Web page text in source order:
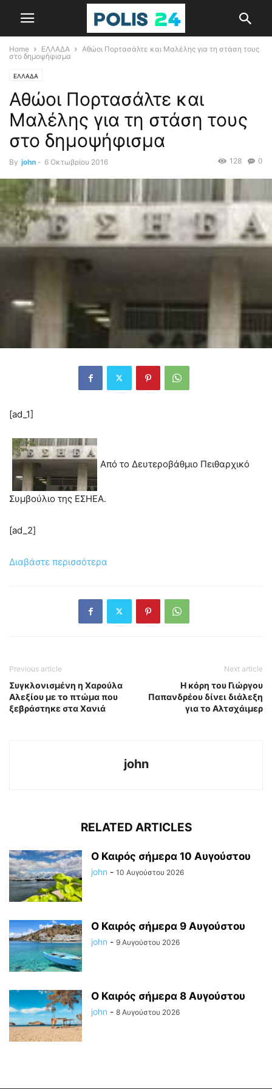
Home ΕΛΛΑΔΑ
Αθώοι Πορτασάλτε και Μαλέλης για τη στάση τους
στο δημοψήφισμα
ΕΛΛΑΔΑ
Αθώοι Πορτασάλτε και
Μαλέλης για τη στάση τους
στο δημοψήφισμα
By john - 6 Οκτωβρίου 2016 0
128
[ad_1]
Από το Δευτεροβάθμιο Πειθαρχικό
Συμβούλιο της ΕΣΗΕΑ.
[ad_2]
Διαβάστε περισσότερα
Previous article
Συγκλονισμένη η Χαρούλα
Αλεξίου με το πτώμα που
ξεβράστηκε στα Χανιά
Next article
Η κόρη του Γιώργου
Παπανδρέου δίνει διάλεξη
για το Αλτσχάιμερ
john
RELATED ARTICLES
Ο Καιρός σήμερα 10 Αυγούστου
john - 10 Αυγούστου 2026
Ο Καιρός σήμερα 9 Αυγούστου
john - 9 Αυγούστου 2026
Ο Καιρός σήμερα 8 Αυγούστου
john - 8 Αυγούστου 2026